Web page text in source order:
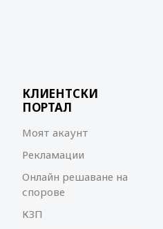
КЛИЕНТСКИ
ПОРТАЛ
Моят акаунт
Рекламации
Онлайн решаване на
спорове
КЗП